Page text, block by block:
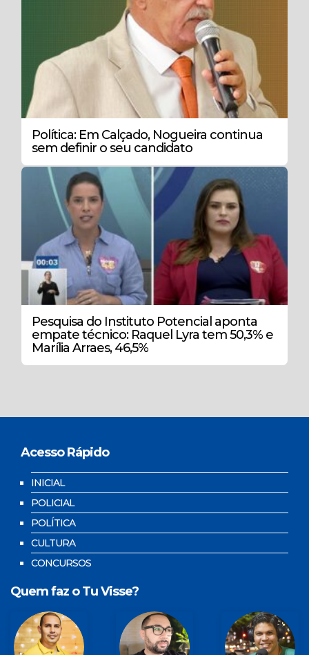
Política: Em Calçado, Nogueira continua
sem definir o seu candidato
Pesquisa do Instituto Potencial aponta
empate técnico: Raquel Lyra tem 50,3% e
Marília Arraes, 46,5%
Acesso Rápido
INICIAL
POLICIAL
POLÍTICA
CULTURA
CONCURSOS
Quem faz o Tu Visse?